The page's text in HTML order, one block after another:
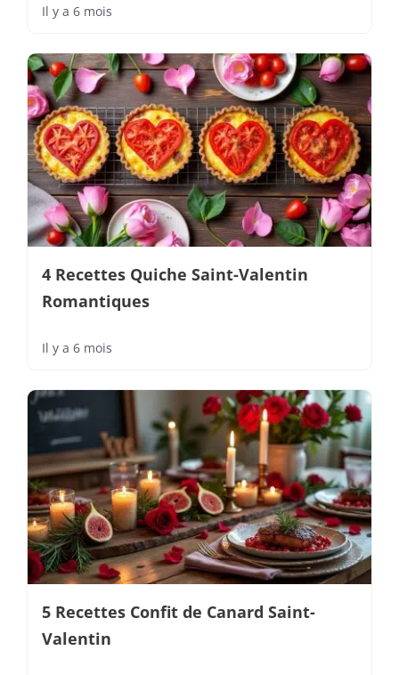
Il y a 6 mois
4 Recettes Quiche Saint-Valentin
Romantiques
Il y a 6 mois
5 Recettes Confit de Canard Saint-
Valentin